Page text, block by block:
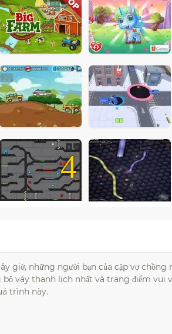
4
giờ, những người bạn của cặp vợ
bộ váy thanh lịch nhất và trang điểm
trình này.